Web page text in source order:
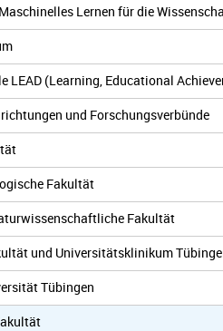
Lernen für die
LEAD (Learning, Educational
und Forschungsverbünde
Fakultät
Fakultät
und Universitätsklinikum
Tübingen